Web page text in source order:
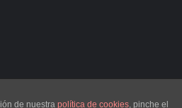
de nuestra política de cookies, pinche el